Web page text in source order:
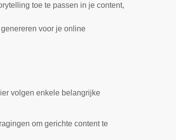
toe te passen in je content,
voor je online
volgen enkele belangrijke
om gerichte content te